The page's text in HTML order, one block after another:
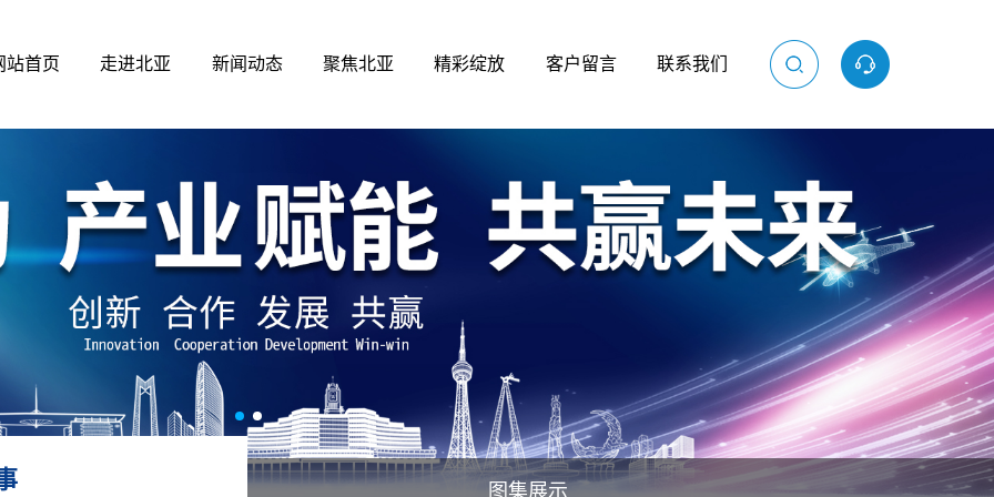
站首页 走进北亚 新闻动态 聚焦北亚 精彩绽放 客户留言 联系我们
图集展示